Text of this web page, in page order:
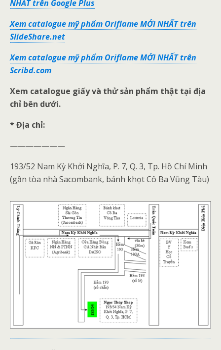
NHẤT trên Google Plus
Xem catalogue mỹ phẩm Oriflame MỚI NHẤT trên
SlideShare.net
Xem catalogue mỹ phẩm Oriflame MỚI NHẤT trên
Scribd.com
Xem catalogue giấy và thử sản phẩm thật tại địa
chỉ bên dưới.
* Địa chỉ:
———————
193/52 Nam Kỳ Khởi Nghĩa, P. 7, Q. 3, Tp. Hồ Chí Minh
(gần tòa nhà Sacombank, bánh khọt Cô Ba Vũng Tàu)